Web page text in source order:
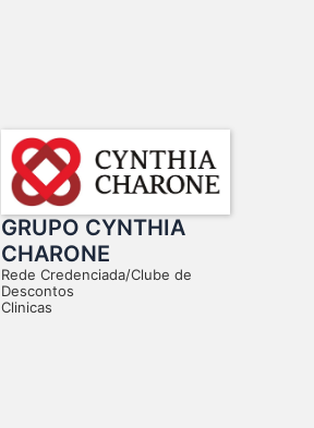
GRUPO CYNTHIA
CHARONE
Rede Credenciada/Clube de
Descontos
Clinicas